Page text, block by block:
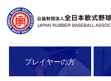
プレイヤーの方